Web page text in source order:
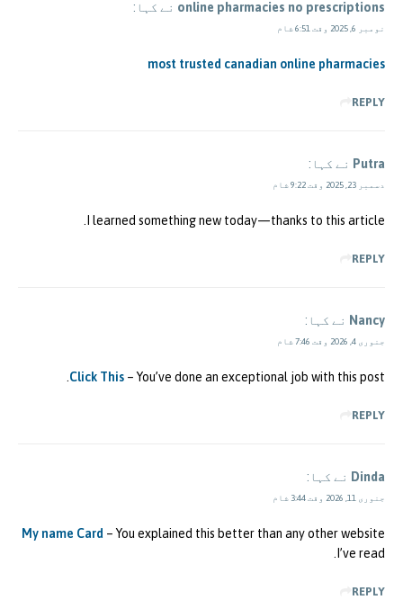
online pharmacies no prescriptions نے کہا:
نومبر 6, 2025 وقت 6:51 شام
most trusted canadian online pharmacies
REPLY
Putra نے کہا:
دسمبر 23, 2025 وقت 9:22 شام
I learned something new today—thanks to this article.
REPLY
Nancy نے کہا:
جنوری 4, 2026 وقت 7:46 شام
Click This – You’ve done an exceptional job with this post.
REPLY
Dinda نے کہا:
جنوری 11, 2026 وقت 3:44 شام
My name Card – You explained this better than any other website
I’ve read.
REPLY